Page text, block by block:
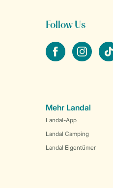
Follow Us
facebookinstagram
Mehr Landal
Landal-App
Landal Camping
Landal Eigentümer